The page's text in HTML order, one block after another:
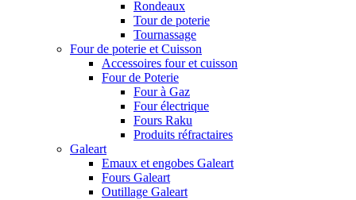
Rondeaux
Tour de poterie
Tournassage
Four de poterie et Cuisson
Accessoires four et cuisson
Four de Poterie
Four à Gaz
Four électrique
Fours Raku
Produits réfractaires
Galeart
Emaux et engobes Galeart
Fours Galeart
Outillage Galeart